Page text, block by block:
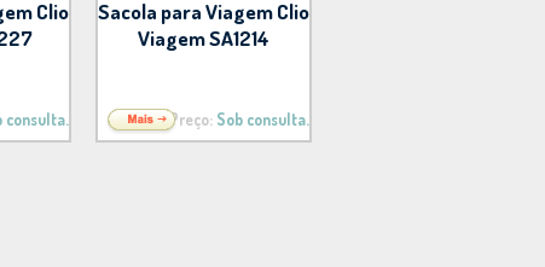
Clio
consulta.
Sacola para Viagem Clio
Viagem SA1214
Preço: Sob consulta.